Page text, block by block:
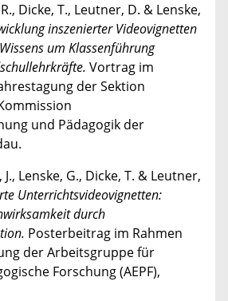
Dicke, T., Leutner, D. & Lenske,
inszenierter Videovignetten
um Klassenführung
Vortrag im
der Sektion
und Pädagogik der
Lenske, G., Dicke, T. & Leutner,
Unterrichtsvideovignetten:
durch
Posterbeitrag im Rahmen
der Arbeitsgruppe für
Forschung (AEPF),